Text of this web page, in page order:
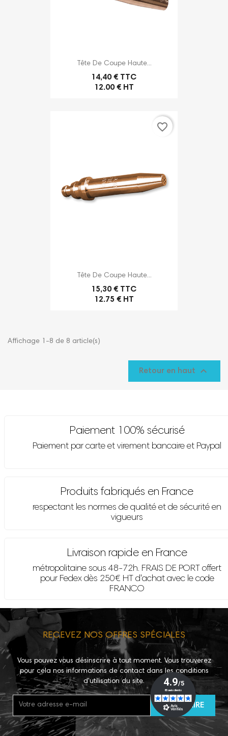
Tête De Coupe Haute...
14,40 € TTC
12.00 € HT
Tête De Coupe Haute...
15,30 € TTC
12.75 € HT
favorite_border
Affichage 1-8 de 8 article(s)
Retour en haut 
Paiement 100% sécurisé
Paiement par carte et virement bancaire et Paypal
Produits fabriqués en France
respectant les normes de qualité et de sécurité en
vigueurs
Livraison rapide en France
métropolitaine sous 48-72h. FRAIS DE PORT offert
pour Fedex dès 250€ HT d'achat avec le code
FRANCO
RECEVEZ NOS OFFRES SPÉCIALES
Vous pouvez vous désinscrire à tout moment. Vous trouverez
pour cela nos informations de contact dans les conditions
d'utilisation du site.